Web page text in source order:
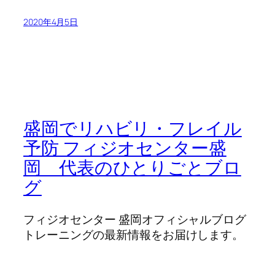
2020年4月5日
盛岡でリハビリ・フレイル
予防 フィジオセンター盛
岡 代表のひとりごとブロ
グ
フィジオセンター 盛岡オフィシャルブログ
トレーニングの最新情報をお届けします。